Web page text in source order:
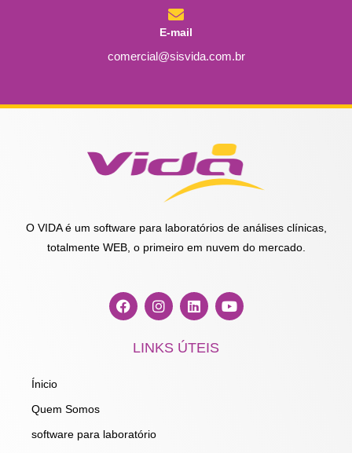
E-mail
comercial@sisvida.com.br
O VIDA é um software para laboratórios de análises clínicas,
totalmente WEB, o primeiro em nuvem do mercado.
F
a
I
n
t
a
L
i
k
e
Y
o
LINKS ÚTEIS
Ínicio
Quem Somos
software para laboratório